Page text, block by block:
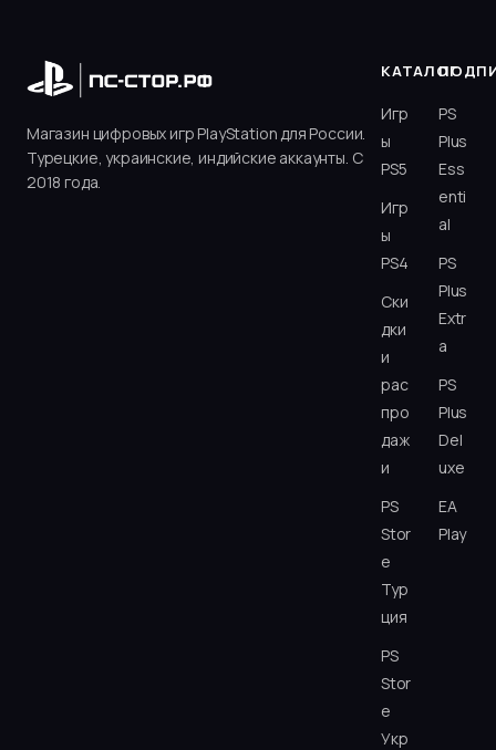
Магазин цифровых игр PlayStation для России.
Турецкие, украинские, индийские аккаунты. С
2018 года.
КАТАЛОГ
Игр
ы
PS5
Игр
ы
PS4
Ски
дки
и
рас
про
даж
и
PS
Stor
e
Тур
ция
PS
Stor
e
Укр
PS
Plus
Ess
enti
al
PS
Plus
Extr
a
PS
Plus
Del
uxe
EA
Play